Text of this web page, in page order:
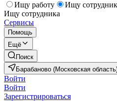
Ищу работу
Ищу
Ищу сотрудника
Сервисы
Помощь
Ещё
Поиск
Барабаново (Московская
Войти
Войти
Зарегистрироваться